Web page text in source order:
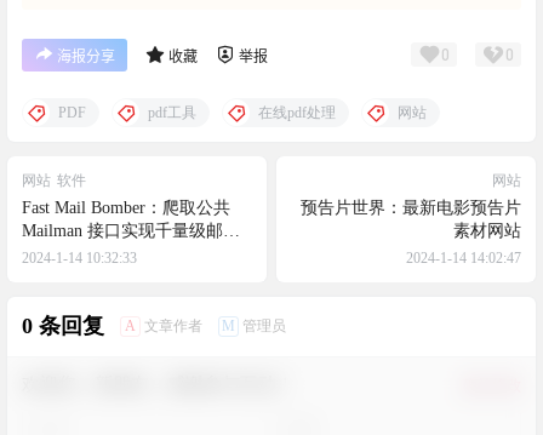
海报分享 收藏 举报 0 0
PDF pdf工具 在线pdf处理 网站
网站 软件
Fast Mail Bomber：爬取公共
Mailman 接口实现千量级邮件
轰炸机
2024-1-14 10:32:33
网站
预告片世界：最新电影预告片
素材网站
2024-1-14 14:02:47
0 条回复 A 文章作者 M 管理员